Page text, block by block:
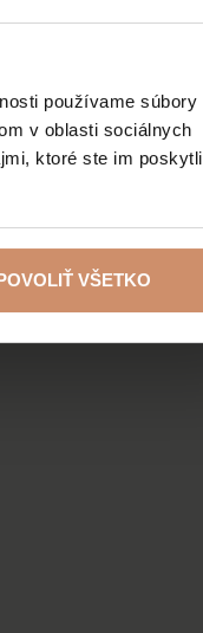
používame súbory
v oblasti sociálnych
ktoré ste im poskytli
VŠETKO